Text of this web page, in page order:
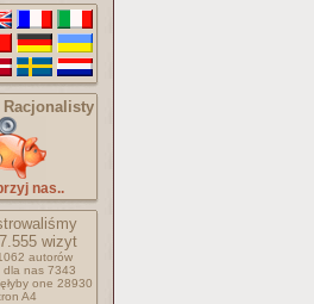
Racjonalisty
nas..
wizyt
autorów
dla nas 7343
one 28930
A4